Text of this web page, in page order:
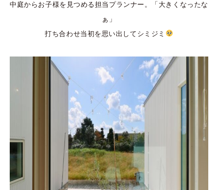
中庭からお子様を見つめる担当プランナー。「大きくなったな
ぁ」
打ち合わせ当初を思い出してシミジミ